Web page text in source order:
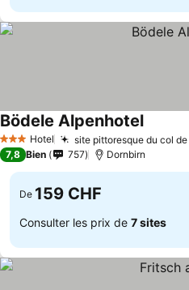
3 ÉtoilesHotel site pittoresque du col
Bödele Alpenhotel
7,8 Bien 757 Dornbirn
De 159 CHF
Consulter les prix de 7 sites